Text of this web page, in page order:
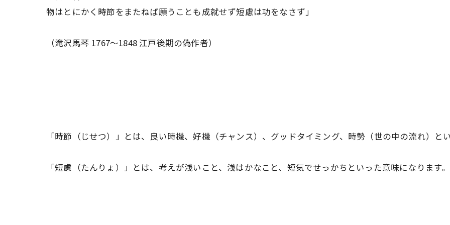
物はとにかく時節をまたねば願うことも成就せず短慮は功をなさず」
（滝沢馬琴 1767〜1848 江戸後期の偽作者）
「時節（じせつ）」とは、良い時機、好機（チャンス）、グッドタイミング、時勢（世の中の流れ）と
「短慮（たんりょ）」とは、考えが浅いこと、浅はかなこと、短気でせっかちといった意味になります。